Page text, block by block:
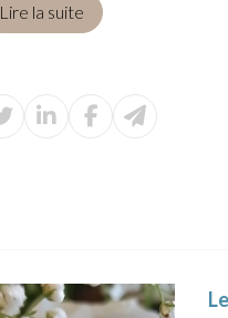
Lire la suite